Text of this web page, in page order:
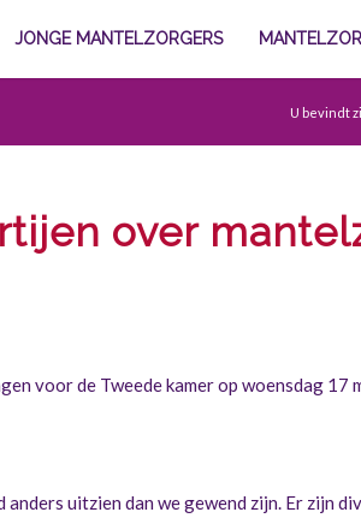
JONGE MANTELZORGERS
U bevindt
over
voor de Tweede kamer op woensdag 17
uitzien dan we gewend zijn. Er zijn